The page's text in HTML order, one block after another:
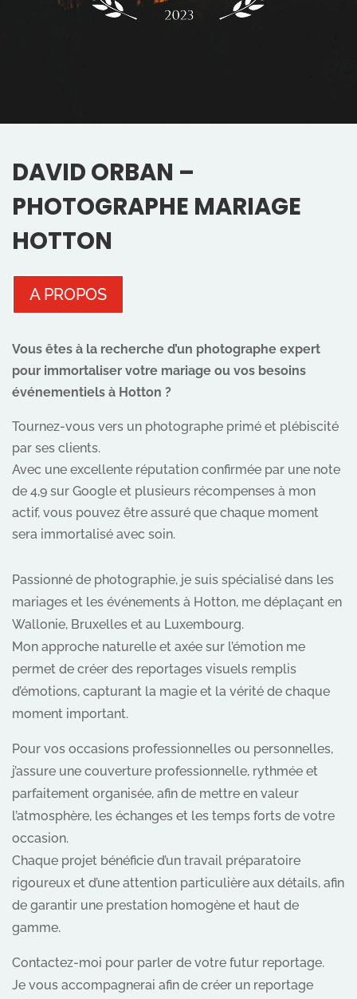
DAVID ORBAN –
PHOTOGRAPHE MARIAGE
HOTTON
A PROPOS
Vous êtes à la recherche d’un photographe expert
pour immortaliser votre mariage ou vos besoins
événementiels à Hotton ?
Tournez-vous vers un photographe primé et plébiscité
par ses clients.
Avec une excellente réputation confirmée par une note
de 4,9 sur Google et plusieurs récompenses à mon
actif, vous pouvez être assuré que chaque moment
sera immortalisé avec soin.
Passionné de photographie, je suis spécialisé dans les
mariages et les événements à Hotton, me déplaçant en
Wallonie, Bruxelles et au Luxembourg.
Mon approche naturelle et axée sur l’émotion me
permet de créer des reportages visuels remplis
d’émotions, capturant la magie et la vérité de chaque
moment important.
Pour vos occasions professionnelles ou personnelles,
j’assure une couverture professionnelle, rythmée et
parfaitement organisée, afin de mettre en valeur
l’atmosphère, les échanges et les temps forts de votre
occasion.
Chaque projet bénéficie d’un travail préparatoire
rigoureux et d’une attention particulière aux détails, afin
de garantir une prestation homogène et haut de
gamme.
Contactez-moi pour parler de votre futur reportage.
Je vous accompagnerai afin de créer un reportage